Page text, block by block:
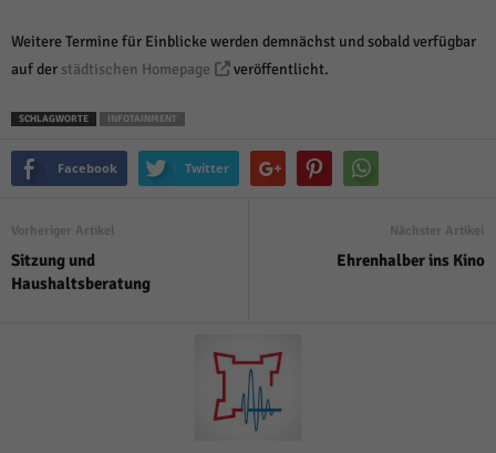
Weitere Termine für Einblicke werden demnächst und sobald verfügbar
auf der städtischen Homepage veröffentlicht.
SCHLAGWORTE INFOTAINMENT
Facebook Twitter
Vorheriger Artikel
Sitzung und
Haushaltsberatung
Nächster Artikel
Ehrenhalber ins Kino